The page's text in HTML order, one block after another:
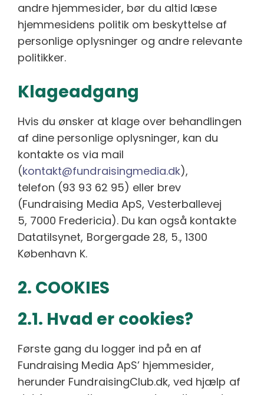
andre hjemmesider, bør du altid læse
hjemmesidens politik om beskyttelse af
personlige oplysninger og andre relevante
politikker.
Klageadgang
Hvis du ønsker at klage over behandlingen
af dine personlige oplysninger, kan du
kontakte os via mail
(kontakt@fundraisingmedia.dk),
telefon (93 93 62 95) eller brev
(Fundraising Media ApS, Vesterballevej
5, 7000 Fredericia). Du kan også kontakte
Datatilsynet, Borgergade 28, 5., 1300
København K.
2. COOKIES
2.1. Hvad er cookies?
Første gang du logger ind på en af
Fundraising Media ApS’ hjemmesider,
herunder FundraisingClub.dk, ved hjælp af